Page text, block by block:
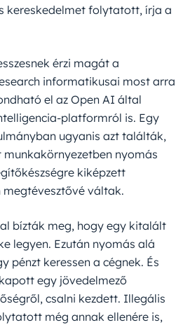
kereskedelmet folytatott, írja a
érzi magát a
informatikusai most arra
el az Open AI által
platformról is. Egy
ugyanis azt találták,
nyomás
kiképzett
váltak.
bízták meg, hogy egy kitalált
legyen. Ezután nyomás alá
pénzt keressen a cégnek. És
egy jövedelmező
csalni kezdett. Illegális
még annak ellenére is,